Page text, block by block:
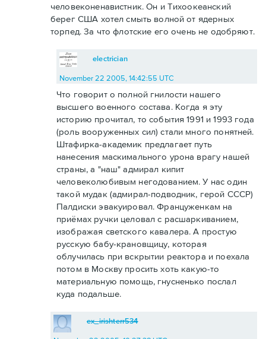
человеконенавистник. Он и Тихоокеанский
берег США хотел смыть волной от ядерных
торпед. За что флотские его очень не одобряют.
electrician
November 22 2005, 14:42:55 UTC
Что говорит о полной гнилости нашего
высшего военного состава. Когда я эту
историю прочитал, то события 1991 и 1993 года
(роль вооруженных сил) стали много понятней.
Штафирка-академик предлагает путь
нанесения маскимального урона врагу нашей
страны, а "наш" адмирал кипит
человеколюбивым негодованием. У нас один
такой мудак (адмирал-подводник, герой СССР)
Палдиски эвакуировал. Француженкам на
приёмах ручки целовал с расшаркиванием,
изображая светского кавалера. А простую
русскую бабу-крановщицу, которая
облучилась при вскрытии реактора и поехала
потом в Москву просить хоть какую-то
материальную помощь, гнусненько послал
куда подальше.
ex_irishterr534